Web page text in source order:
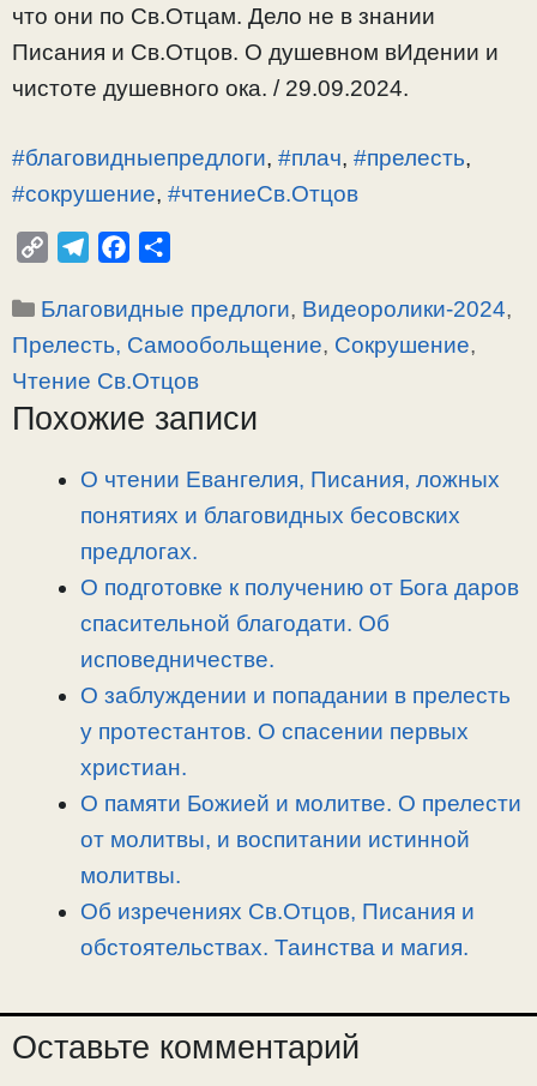
что они по Св.Отцам. Дело не в знании
Писания и Св.Отцов. О душевном вИдении и
чистоте душевного ока. / 29.09.2024.
#благовидныепредлоги, #плач, #прелесть,
#сокрушение, #чтениеСв.Отцов
p
y
n
l
e
a
c
e
b
o
п
р
и
Рубрики
Благовидные предлоги, Видеоролики-2024,
Прелесть, Самообольщение, Сокрушение,
Чтение Св.Отцов
Похожие записи
О чтении Евангелия, Писания, ложных
понятиях и благовидных бесовских
предлогах.
О подготовке к получению от Бога даров
спасительной благодати. Об
исповедничестве.
О заблуждении и попадании в прелесть
у протестантов. О спасении первых
христиан.
О памяти Божией и молитве. О прелести
от молитвы, и воспитании истинной
молитвы.
Об изречениях Св.Отцов, Писания и
обстоятельствах. Таинства и магия.
Оставьте комментарий